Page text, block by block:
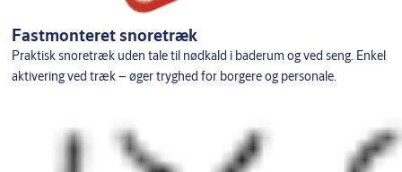
Fastmonteret snoretræk
Praktisk snoretræk uden tale til nødkald i baderum og ved seng. Enkel
aktivering ved træk – øger tryghed for borgere og personale.